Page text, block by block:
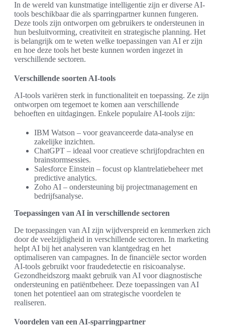
In de wereld van kunstmatige intelligentie zijn er diverse AI-
tools beschikbaar die als sparringpartner kunnen fungeren.
Deze tools zijn ontworpen om gebruikers te ondersteunen in
hun besluitvorming, creativiteit en strategische planning. Het
is belangrijk om te weten welke toepassingen van AI er zijn
en hoe deze tools het beste kunnen worden ingezet in
verschillende sectoren.
Verschillende soorten AI-tools
AI-tools variëren sterk in functionaliteit en toepassing. Ze zijn
ontworpen om tegemoet te komen aan verschillende
behoeften en uitdagingen. Enkele populaire AI-tools zijn:
IBM Watson – voor geavanceerde data-analyse en
zakelijke inzichten.
ChatGPT – ideaal voor creatieve schrijfopdrachten en
brainstormsessies.
Salesforce Einstein – focust op klantrelatiebeheer met
predictive analytics.
Zoho AI – ondersteuning bij projectmanagement en
bedrijfsanalyse.
Toepassingen van AI in verschillende sectoren
De toepassingen van AI zijn wijdverspreid en kenmerken zich
door de veelzijdigheid in verschillende sectoren. In marketing
helpt AI bij het analyseren van klantgedrag en het
optimaliseren van campagnes. In de financiële sector worden
AI-tools gebruikt voor fraudedetectie en risicoanalyse.
Gezondheidszorg maakt gebruik van AI voor diagnostische
ondersteuning en patiëntbeheer. Deze toepassingen van AI
tonen het potentieel aan om strategische voordelen te
realiseren.
Voordelen van een AI-sparringpartner